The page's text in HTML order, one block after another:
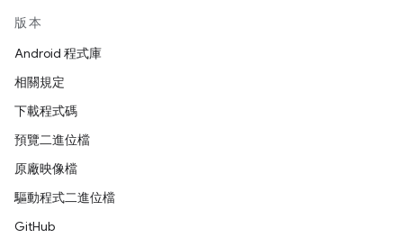
版本
Android 程式庫
相關規定
下載程式碼
預覽二進位檔
原廠映像檔
驅動程式二進位檔
GitHub